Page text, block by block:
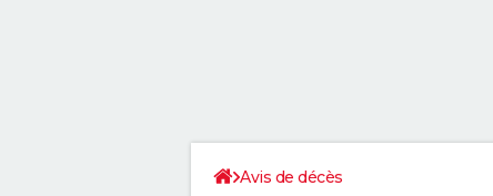
Avis de décès